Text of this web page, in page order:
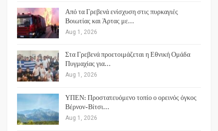
Από τα Γρεβενά ενίσχυση στις πυρκαγιές
Βοιωτίας και Άρτας με…
Aug 1, 2026
Στα Γρεβενά προετοιμάζεται η Εθνική Ομάδα
Πυγμαχίας για…
Aug 1, 2026
ΥΠΕΝ: Προστατευόμενο τοπίο ο ορεινός όγκος
Βέρνον-Βίτσι…
Aug 1, 2026